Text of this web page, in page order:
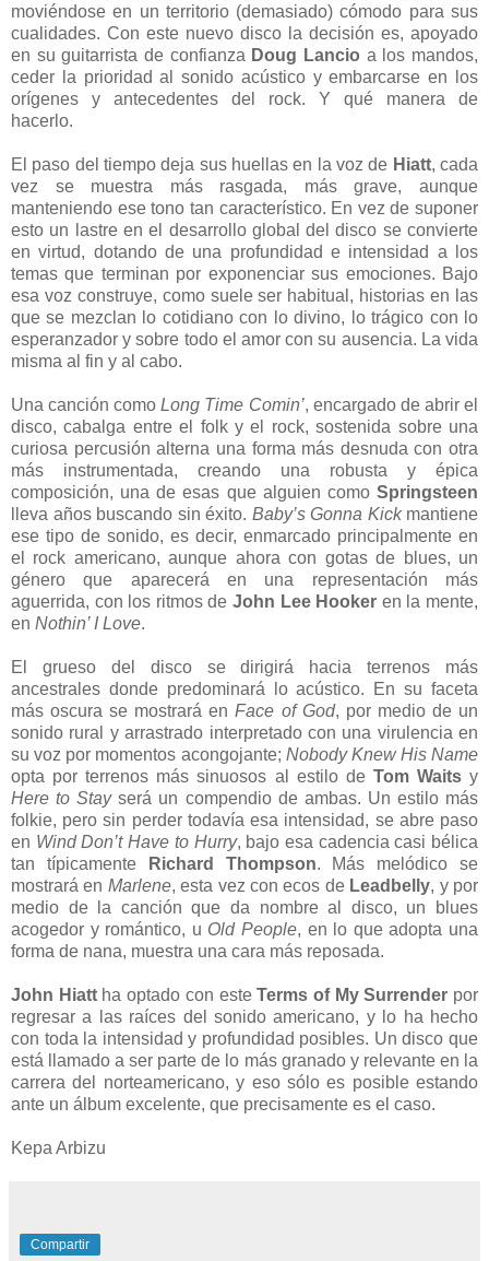
moviéndose en un territorio (demasiado) cómodo para sus
cualidades. Con este nuevo disco la decisión es, apoyado
en su guitarrista de confianza Doug Lancio a los mandos,
ceder la prioridad al sonido acústico y embarcarse en los
orígenes y antecedentes del rock. Y qué manera de
hacerlo.
El paso del tiempo deja sus huellas en la voz de Hiatt, cada
vez se muestra más rasgada, más grave, aunque
manteniendo ese tono tan característico. En vez de suponer
esto un lastre en el desarrollo global del disco se convierte
en virtud, dotando de una profundidad e intensidad a los
temas que terminan por exponenciar sus emociones. Bajo
esa voz construye, como suele ser habitual, historias en las
que se mezclan lo cotidiano con lo divino, lo trágico con lo
esperanzador y sobre todo el amor con su ausencia. La vida
misma al fin y al cabo.
Una canción comoLong Time Comin’, encargado de abrir el
disco, cabalga entre el folk y el rock, sostenida sobre una
curiosa percusión alterna una forma más desnuda con otra
más instrumentada, creando una robusta y épica
composición, una de esas que alguien como Springsteen
lleva años buscando sin éxito. Baby’s Gonna Kickmantiene
ese tipo de sonido, es decir, enmarcado principalmente en
el rock americano, aunque ahora con gotas de blues, un
género que aparecerá en una representación más
aguerrida, con los ritmos de John Lee Hooker en la mente,
en Nothin’ I Love.
El grueso del disco se dirigirá hacia terrenos más
ancestrales donde predominará lo acústico. En su faceta
más oscura se mostrará enFace of God, por medio de un
sonido rural y arrastrado interpretado con una virulencia en
su voz por momentos acongojante; Nobody Knew His Name
opta por terrenos más sinuosos al estilo de Tom Waitsy
Here to Stayserá un compendio de ambas. Un estilo más
folkie, pero sin perder todavía esa intensidad, se abre paso
en Wind Don’t Have to Hurry, bajo esa cadencia casi bélica
tan típicamente
Richard Thompson. Más melódico se
mostrará en Marlene, esta vez con ecos de Leadbelly, y por
medio de la canción que da nombre al disco, un blues
acogedor y romántico, u Old People, en lo que adopta una
forma de nana, muestra una cara más reposada.
John Hiatt ha optado con esteTerms of My Surrender por
regresar a las raíces del sonido americano, y lo ha hecho
con toda la intensidad y profundidad posibles. Un disco que
está llamado a ser parte de lo más granado y relevante en la
carrera del norteamericano, y eso sólo es posible estando
ante un álbum excelente, que precisamente es el caso.
Kepa Arbizu
Compartir